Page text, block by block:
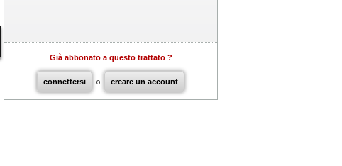
Già abbonato a questo trattato ?
connettersi o creare un account